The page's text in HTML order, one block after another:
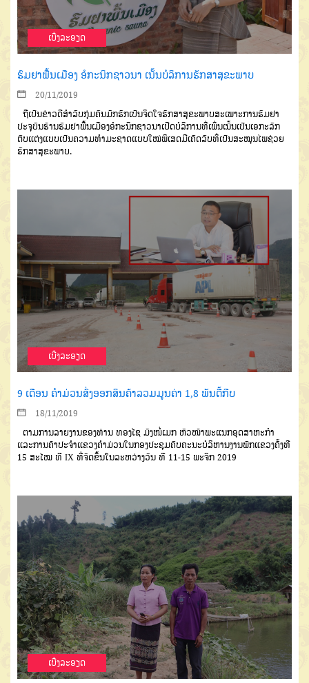
ເບີ່ງລະອຽດ
ຮົມຢາພື້ນເມືອງ ອໍກະນິກຊາວນາ ເນັ້ນບໍລິການຮັກສາສຸຂະພາບ
20/11/2019
ຖືເປັນຂ່າວດີສຳລັບກຸ່ມຄົນມັກຮັກເປັນຈິດໃຈຮັກສາສຸຂະພາບສະເພາະການຮົມຢາ
ປະຈຸບັນຮ້ານຮົມຢາພື້ນເມືອງອໍກະນິກຊາວນາເປີດບໍລິການທີ່ເພິ່ນເນັ້ນເປັນເອກະລັກ
ຕົບແຕ່ງແບບເປັນຄວາມທຳມະຊາດແບບໃໝ່ພິເສດມີເຄັດລັບທິ່ເປັນສະໝຸນໄພຊ່ວຍ
ຮັກສາສຸຂະພາບ.
ເບີ່ງລະອຽດ
9 ເດືອນ ຄຳມ່ວນສົ່ງອອກສິນຄ້າລວມມູນຄ່າ 1,8 ພັນຕື້ກີບ
18/11/2019
ຕາມການລາຍງານຂອງທ່ານ ທອງໄຊ ມັງໜໍ່ເມກ ຫົວໜ້າພະແນກອຸດສາຫະກຳ
ແລະການຄ້າປະຈຳແຂວງຄຳມ່ວນໃນກອງປະຊຸມຄົບຄະນະບໍລິຫານງານພັກແຂວງຄັ້ງທີ
15 ສະໄໝ ທີ IX ທີ່ຈັດຂຶ້ນໃນລະຫວ່າງວັນ ທີ 11-15 ພະຈິກ 2019
ເບີ່ງລະອຽດ